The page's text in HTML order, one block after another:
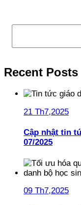
Tìm kiếm
Recent Posts
21 Th7,2025
Cập nhật tin
07/2025
09 Th7,2025